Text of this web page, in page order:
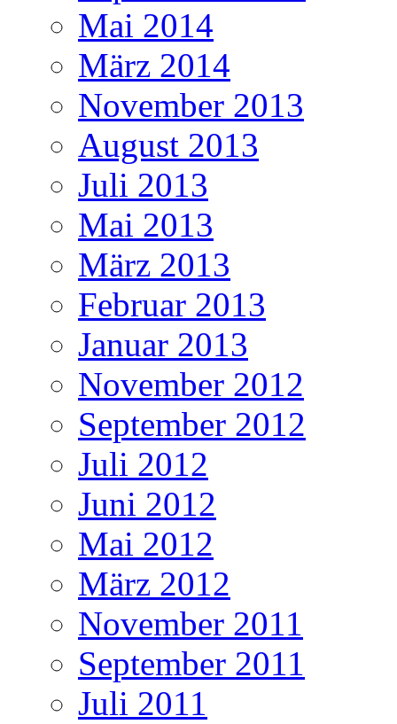
Mai 2014
März 2014
November 2013
August 2013
Juli 2013
Mai 2013
März 2013
Februar 2013
Januar 2013
November 2012
September 2012
Juli 2012
Juni 2012
Mai 2012
März 2012
November 2011
September 2011
Juli 2011